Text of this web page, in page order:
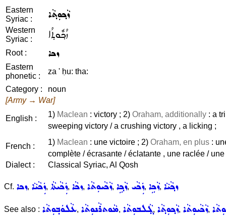
Eastern
Syriac :
ܙܵܟ݂ܘܼܬ݂ܵܐ
Western
Syriac :
ܙܳܟ݂ܽܘܬ݂ܳܐ
Root : ܙܟܐ
Eastern
phonetic :
za ' ḥu: tha:
Category :
noun
[Army → War]
English : 1) Maclean : victory ; 2) Oraham, additionally : a
sweeping victory / a crushing victory , a licking ;
French : 1) Maclean : une victoire ; 2) Oraham, en plus :
complète / écrasante / éclatante , une raclée /
Dialect :
Classical Syriac, Al Qosh
Cf. ܙܟܐ, ܙܲܟܵܝܵܐ, ܙܲܟܵܝܬܵܐ, ܙܟܵܐ, ܙܵܟܵܝܘܼܬܵܐ, ܙܵܟ݂ܹܐ, ܙܲܟܵܝ, ܙܵܟܹܐ, ܙܟ݂ܵܝܵܐ
See also : ܥܵܠܘܿܒ݂ܘܼܬܵܐ, ܡܵܘܬܪܵܢܘܼܬܵܐ, ܓ݂ܵܠܒܘܼܬܵܐ, ܙܵܟ݂ܘܼܬ݂ܵܐ, ܙܵܟܵܝܘܼܬܵܐ,